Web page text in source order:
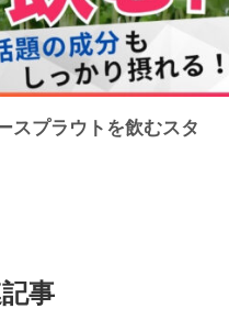
スプラウトを飲むスタ
事